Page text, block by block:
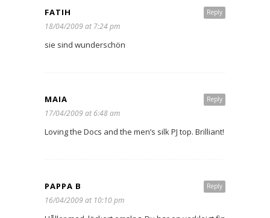
Reply
FATIH
18/04/2009 at 7:24 pm
sie sind wunderschön
Reply
MAIA
17/04/2009 at 6:48 am
Loving the Docs and the men’s silk PJ top. Brilliant!
Reply
PAPPA B
16/04/2009 at 10:10 pm